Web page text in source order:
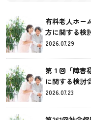
有料老人ホー
方に関する検
2026.07.29
第１回「障害
に関する検討
2026.07.23